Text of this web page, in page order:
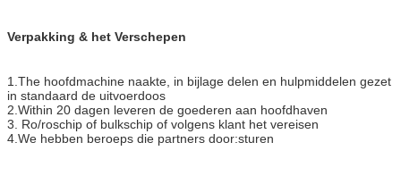
Verpakking & het Verschepen
1.The hoofdmachine naakte, in bijlage delen en hulpmiddelen gezet
in standaard de uitvoerdoos
2.Within 20 dagen leveren de goederen aan hoofdhaven
3. Ro/roschip of bulkschip of volgens klant het vereisen
4.We hebben beroeps die partners door:sturen